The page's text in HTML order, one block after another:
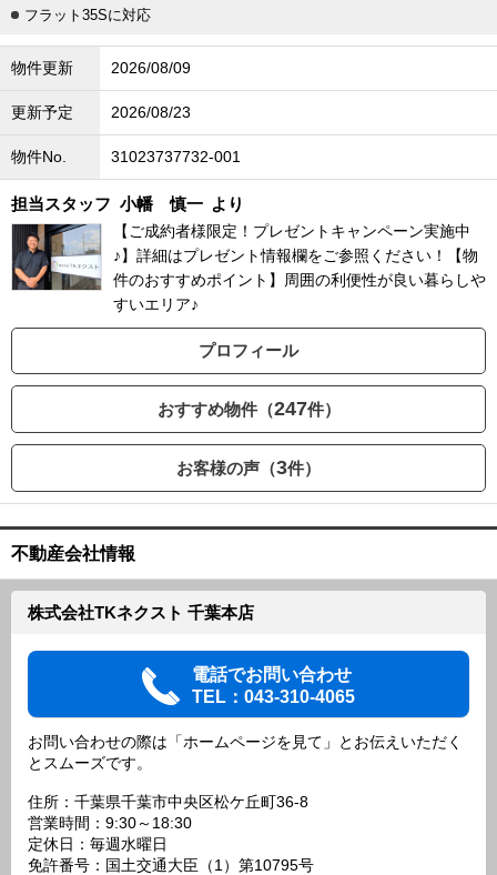
フラット35Sに対応
物件更新 2026/08/09
更新予定 2026/08/23
物件No. 31023737732-001
担当スタッフ 小幡 慎一 より
【ご成約者様限定！プレゼントキャンペーン実施中
♪】詳細はプレゼント情報欄をご参照ください！【物
件のおすすめポイント】周囲の利便性が良い暮らしや
すいエリア♪
プロフィール
おすすめ物件（247件）
お客様の声（3件）
不動産会社情報
株式会社TKネクスト 千葉本店
電話でお問い合わせ
TEL：043-310-4065
お問い合わせの際は「ホームページを見て」とお伝えいただく
とスムーズです。
住所：千葉県千葉市中央区松ケ丘町36-8
営業時間：9:30～18:30
定休日：毎週水曜日
免許番号：国土交通大臣（1）第10795号